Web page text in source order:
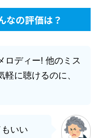
なの評価は？
ロディー! 他のミス
に聴けるのに、
いい